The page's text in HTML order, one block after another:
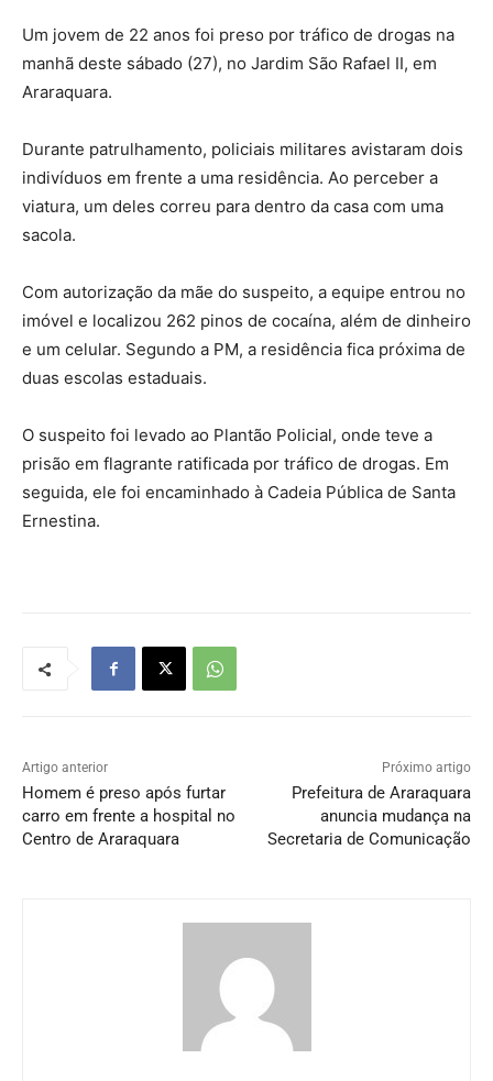
Um jovem de 22 anos foi preso por tráfico de drogas na
manhã deste sábado (27), no Jardim São Rafael II, em
Araraquara.
Durante patrulhamento, policiais militares avistaram dois
indivíduos em frente a uma residência. Ao perceber a
viatura, um deles correu para dentro da casa com uma
sacola.
Com autorização da mãe do suspeito, a equipe entrou no
imóvel e localizou 262 pinos de cocaína, além de dinheiro
e um celular. Segundo a PM, a residência fica próxima de
duas escolas estaduais.
O suspeito foi levado ao Plantão Policial, onde teve a
prisão em flagrante ratificada por tráfico de drogas. Em
seguida, ele foi encaminhado à Cadeia Pública de Santa
Ernestina.
Artigo anterior
Homem é preso após furtar
carro em frente a hospital no
Centro de Araraquara
Próximo artigo
Prefeitura de Araraquara
anuncia mudança na
Secretaria de Comunicação